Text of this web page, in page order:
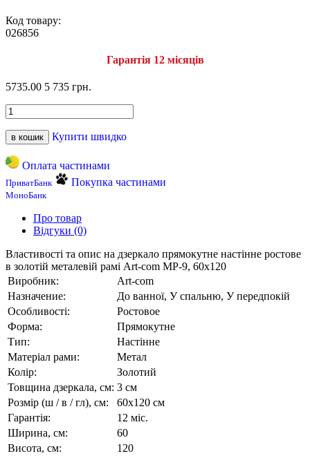
Код товару:
026856
Гарантія 12 місяців
5735.00 5 735 грн.
в кошик Купити швидко
Оплата частинами
ПриватБанк Покупка частинами
МоноБанк
Про товар
Відгуки (0)
Властивості та опис на дзеркало прямокутне настінне ростове
в золотій металевій рамі Art-com МР-9, 60х120
Виробник:
Art-com
Назначение:
До ванної, У спальню, У передпокій
Особливості:
Ростовое
Форма:
Прямокутне
Тип:
Настінне
Матеріал рами:
Метал
Колір:
Золотий
Товщина дзеркала, см: 3 см
Розмір (ш / в / гл), см:
60х120 см
Гарантія:
12 міс.
Ширина, см:
60
Висота, см:
120